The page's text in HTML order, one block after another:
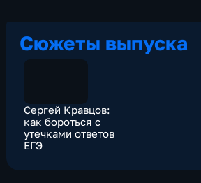
Сюжеты выпуска
Сергей Кравцов:
как бороться с
утечками ответов
ЕГЭ